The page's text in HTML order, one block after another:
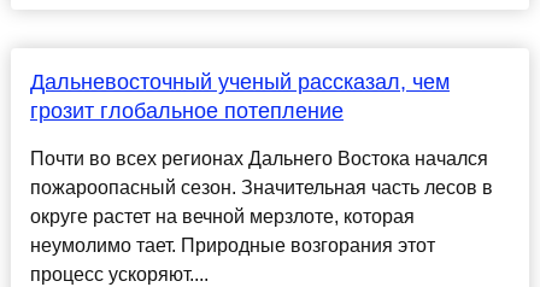
Дальневосточный ученый рассказал, чем
грозит глобальное потепление
Почти во всех регионах Дальнего Востока начался
пожароопасный сезон. Значительная часть лесов в
округе растет на вечной мерзлоте, которая
неумолимо тает. Природные возгорания этот
процесс ускоряют....